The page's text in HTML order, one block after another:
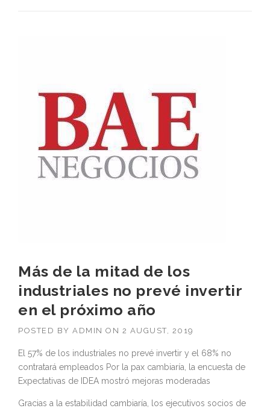
Más de la mitad de los
industriales no prevé invertir
en el próximo año
POSTED BY ADMIN ON 2 AUGUST, 2019
El 57% de los industriales no prevé invertir y el 68% no
contratará empleados Por la pax cambiaría, la encuesta de
Expectativas de IDEA mostró mejoras moderadas
Gracias a la estabilidad cambiaría, los ejecutivos socios de